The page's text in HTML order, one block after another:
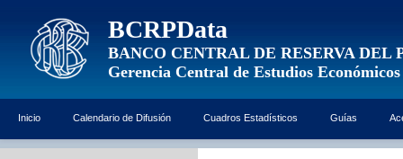
BCRPData
BANCO CENTRAL DE RESERVA DEL
Gerencia Central de Estudios Económicos
Inicio Calendario de Difusión Cuadros Estadísticos Guías